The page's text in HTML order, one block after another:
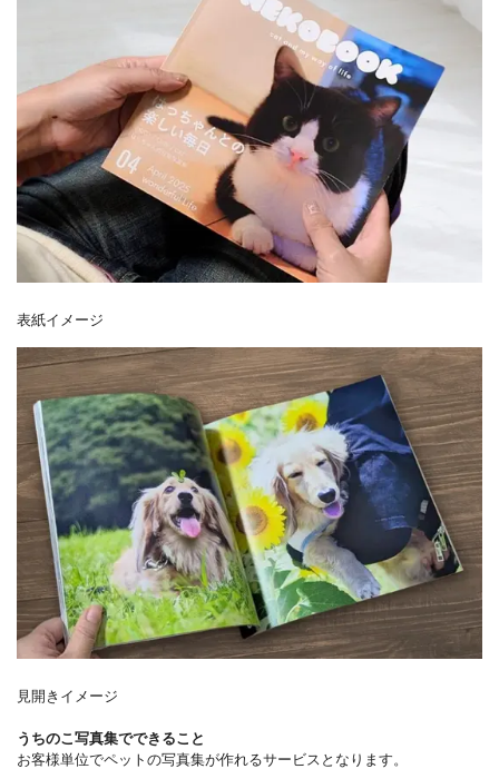
表紙イメージ
見開きイメージ
うちのこ写真集でできること
お客様単位でペットの写真集が作れるサービスとなります。